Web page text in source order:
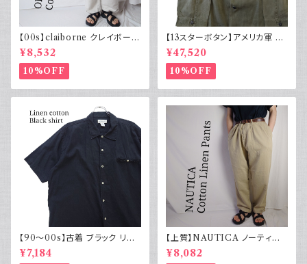
【00s】claiborne クレイボーン
リネンコットンパンツ ツータック
¥8,532
10%OFF
【13スターボタン】アメリカ軍 M
43 HBT ジャケット パッチ 軍物
実物
¥47,520
10%OFF
【90～00s】古着 ブラック リネ
ンコットンシャツ 黒 ボックスシ
ルエット
¥7,184
【上質】NAUTICA ノーティカ
コットンリネンパンツ ツータック
¥8,082